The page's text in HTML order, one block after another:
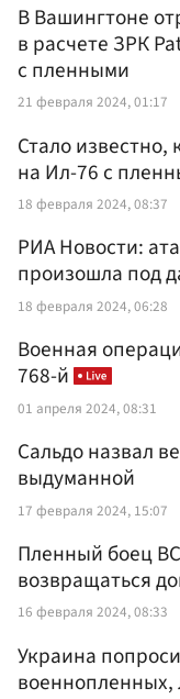
В Вашингтоне
в расчете ЗРК
с пленными
21 февраля 2024, 01:17
Стало известно,
на Ил-76 с
18 февраля 2024, 08:37
РИА Новости:
произошла под
18 февраля 2024, 06:28
Военная
768-й
01 апреля 2024, 08:31
Сальдо назвал
выдуманной
17 февраля 2024, 15:07
Пленный боец
возвращаться
16 февраля 2024, 08:33
Украина
военнопленных,